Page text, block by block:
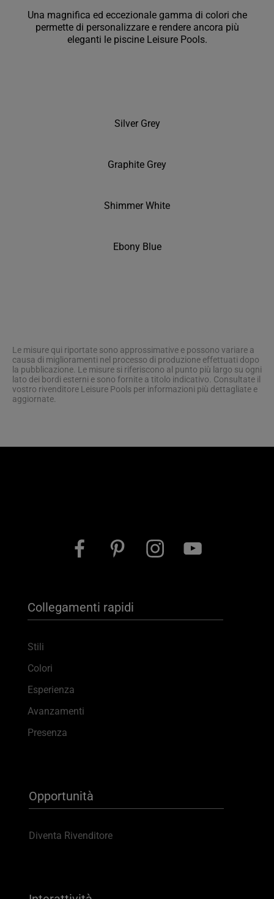
Una magnifica ed eccezionale gamma di colori che
permette di personalizzare e rendere ancora più
eleganti le piscine Leisure Pools.
Silver Grey
Graphite Grey
Shimmer White
Ebony Blue
Le misure qui riportate sono approssimative e possono variare a
causa di miglioramenti nel processo di produzione effettuati dopo
la pubblicazione. Le misure si riferiscono al punto più largo su ogni
lato dei bordi esterni e sono fornite a titolo indicativo. Consultate il
vostro rivenditore Leisure Pools per informazioni più dettagliate e
aggiornate.
Collegamenti rapidi
Stili
Colori
Esperienza
Avanzamenti
Presenza
Opportunità
Diventa Rivenditore